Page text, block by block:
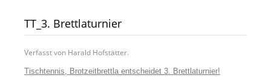
TT_3. Brettlaturnier
Verfasst von Harald Hofstätter.
Tischtennis, Brotzeitbrettla entscheidet 3. Brettlaturnier!